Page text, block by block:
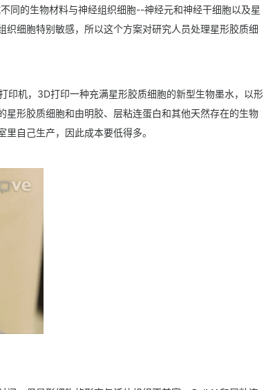
同的生物材料与神经组织细胞--神经元和神经干细胞以及星
细胞特别敏感，所以这个方案对研究人员处理星形胶质细
机，3D打印一种充满星形胶质细胞的新型生物墨水，以形
形胶质细胞和由明胶、层粘连蛋白和其他天然存在的生物
自己生产，因此成本要低得多。